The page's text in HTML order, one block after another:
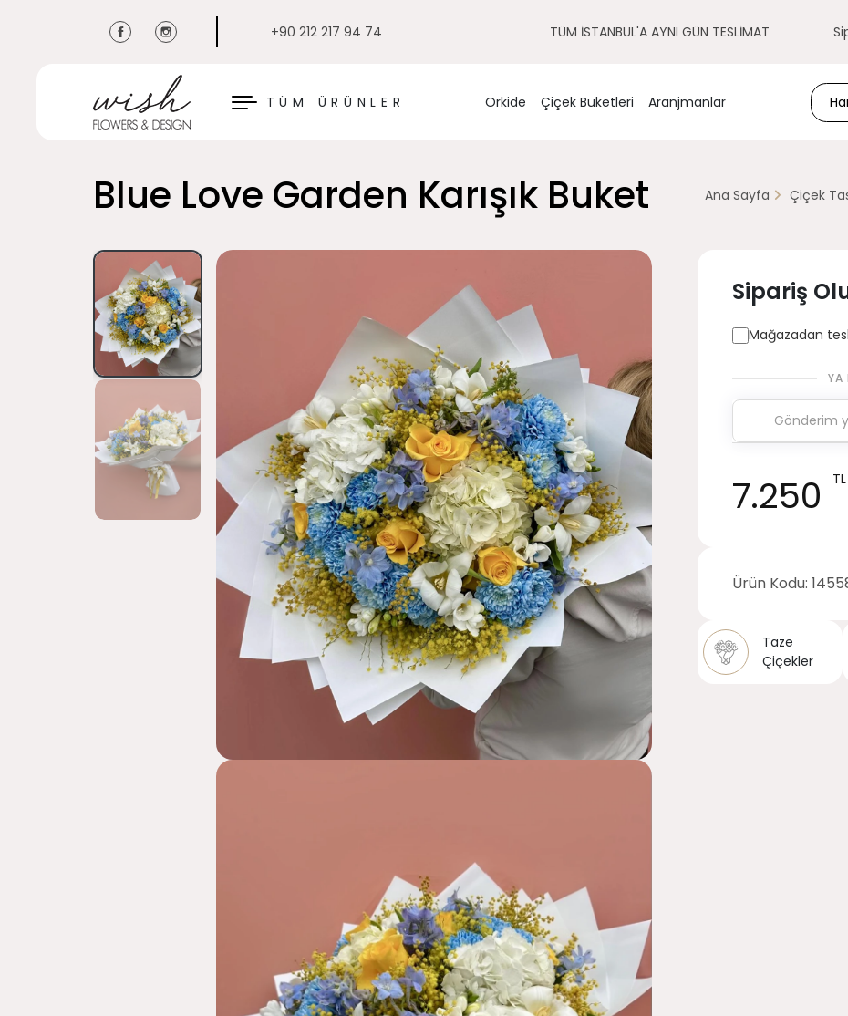
+90 212 217 94 74 TÜM İSTANBUL'A AYNI GÜN TESLİMAT
TÜM ÜRÜNLER
KAPAT Orkide Çiçek Buketleri Aranjmanlar
Blue Love Garden Karışık Buket Ana Sayfa Çiçek
Sipariş
Mağazadan
YA
7.250 TL
Ürün Kodu:
Taze
Çiçekler